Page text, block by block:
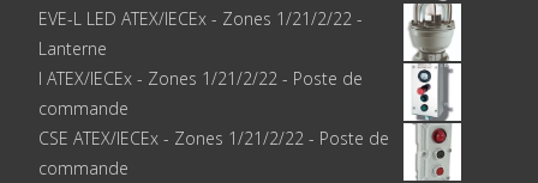
EVE-L LED ATEX/IECEx - Zones 1/21/2/22 -
Lanterne
I ATEX/IECEx - Zones 1/21/2/22 - Poste de
commande
CSE ATEX/IECEx - Zones 1/21/2/22 - Poste de
commande